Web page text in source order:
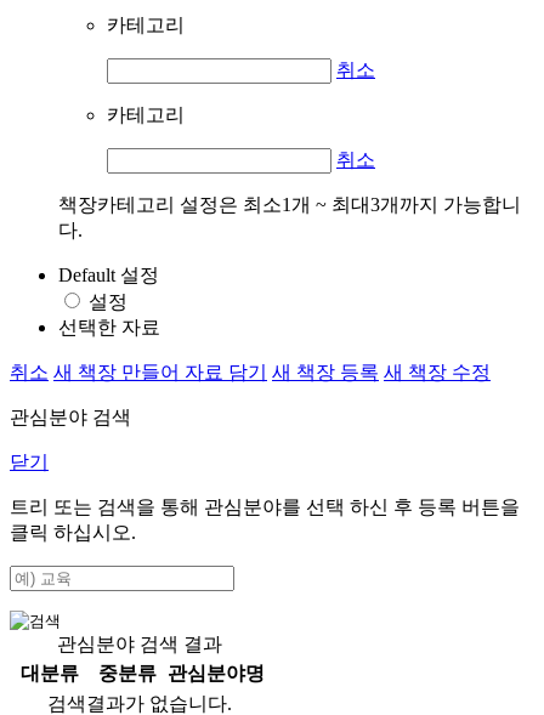
카테고리
취소
카테고리
취소
책장카테고리 설정은 최소1개 ~ 최대3개까지 가능합니
다.
Default 설정
설정
선택한 자료
취소 새 책장 만들어 자료 담기 새 책장 등록 새 책장 수정
관심분야 검색
닫기
트리 또는 검색을 통해 관심분야를 선택 하신 후 등록 버튼을
클릭 하십시오.
관심분야 검색 결과
대분류
중분류
관심분야명
검색결과가 없습니다.